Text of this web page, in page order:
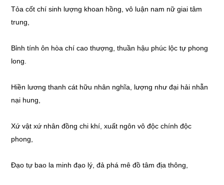
Tỏa cốt chí sinh lượng khoan hồng, vô luận nam nữ giai tâm
trung,
Bỉnh tính ôn hòa chí cao thượng, thuần hậu phúc lộc tự phong
long.
Hiền lương thanh cát hữu nhân nghĩa, lượng như đại hải nhẫn
nại hung,
Xứ vật xứ nhân đồng chi khí, xuất ngôn vô độc chính độc
phong,
Đạo tự bao la minh đạo lý, đả phá mê đồ tâm địa thông,